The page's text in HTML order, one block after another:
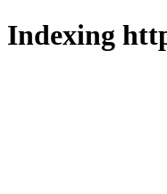
Indexing